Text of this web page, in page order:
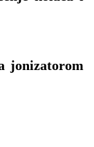
jonizatorom